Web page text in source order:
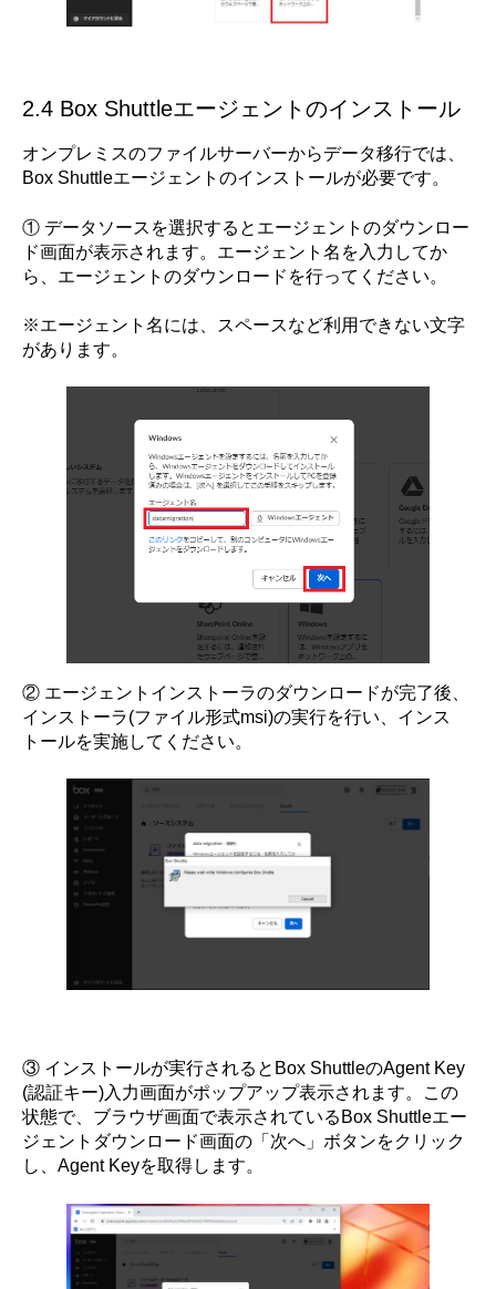
2.4 Box Shuttleエージェントのインストール
オンプレミスのファイルサーバーからデータ移行では、
Box Shuttleエージェントのインストールが必要です。
① データソースを選択するとエージェントのダウンロー
ド画面が表示されます。エージェント名を入力してか
ら、エージェントのダウンロードを行ってください。
※エージェント名には、スペースなど利用できない文字
があります。
② エージェントインストーラのダウンロードが完了後、
インストーラ(ファイル形式msi)の実行を行い、インス
トールを実施してください。
③ インストールが実行されるとBox ShuttleのAgent Key
(認証キー)入力画面がポップアップ表示されます。この
状態で、ブラウザ画面で表示されているBox Shuttleエー
ジェントダウンロード画面の「次へ」ボタンをクリック
し、Agent Keyを取得します。